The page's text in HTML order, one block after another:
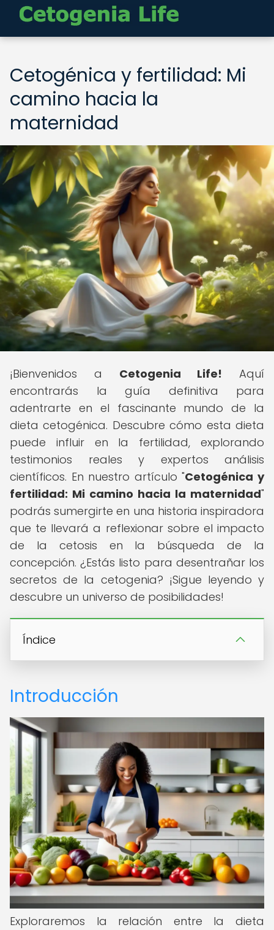
Cetogénica y fertilidad: Mi
camino hacia la
maternidad
¡Bienvenidos a Cetogenia Life! Aquí
encontrarás la guía definitiva para
adentrarte en el fascinante mundo de la
dieta cetogénica. Descubre cómo esta dieta
puede influir en la fertilidad, explorando
testimonios reales y expertos análisis
científicos. En nuestro artículo "Cetogénica y
fertilidad: Mi camino hacia la maternidad"
podrás sumergirte en una historia inspiradora
que te llevará a reflexionar sobre el impacto
de la cetosis en la búsqueda de la
concepción. ¿Estás listo para desentrañar los
secretos de la cetogenia? ¡Sigue leyendo y
descubre un universo de posibilidades!
Índice
Introducción
Exploraremos la relación entre la dieta